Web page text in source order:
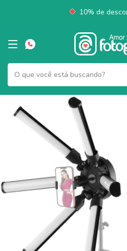
10% de